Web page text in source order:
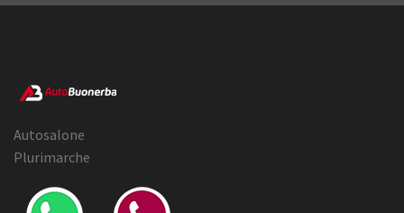
Autosalone
Plurimarche